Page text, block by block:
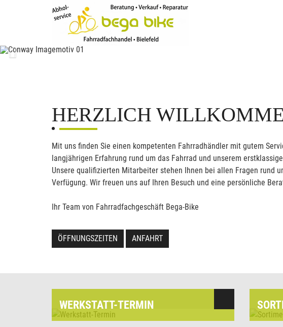
Previous
HERZLICH
Mit uns finden Sie einen kompetenten Fahrradhändler mit gutem
langjährigen Erfahrung rund um das Fahrrad und unserem
Unsere qualifizierten Mitarbeiter stehen Ihnen bei allen Fragen rund
Verfügung. Wir freuen uns auf Ihren Besuch und eine persönliche
Ihr Team von Fahrradfachgeschäft Bega-Bike
ÖFFNUNGSZEITEN ANFAHRT
WERKSTATT-TERMIN